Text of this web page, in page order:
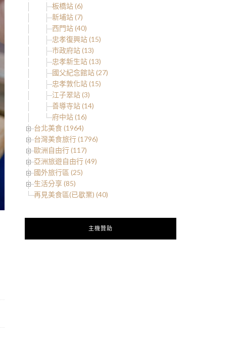
板橋站 (6)
新埔站 (7)
西門站 (40)
忠孝復興站 (15)
市政府站 (13)
忠孝新生站 (13)
國父紀念館站 (27)
忠孝敦化站 (15)
江子翠站 (3)
善導寺站 (14)
府中站 (16)
台北美食 (1964)
台灣美食旅行 (1796)
歐洲自由行 (117)
亞洲旅遊自由行 (49)
國外旅行區 (25)
生活分享 (85)
再見美食區(已歇業) (40)
主機贊助